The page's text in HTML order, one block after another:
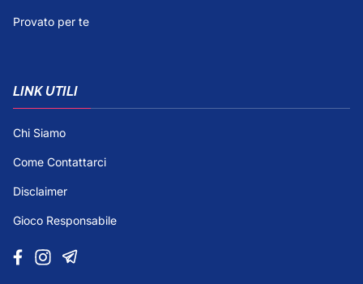
Provato per te
LINK UTILI
Chi Siamo
Come Contattarci
Disclaimer
Gioco Responsabile